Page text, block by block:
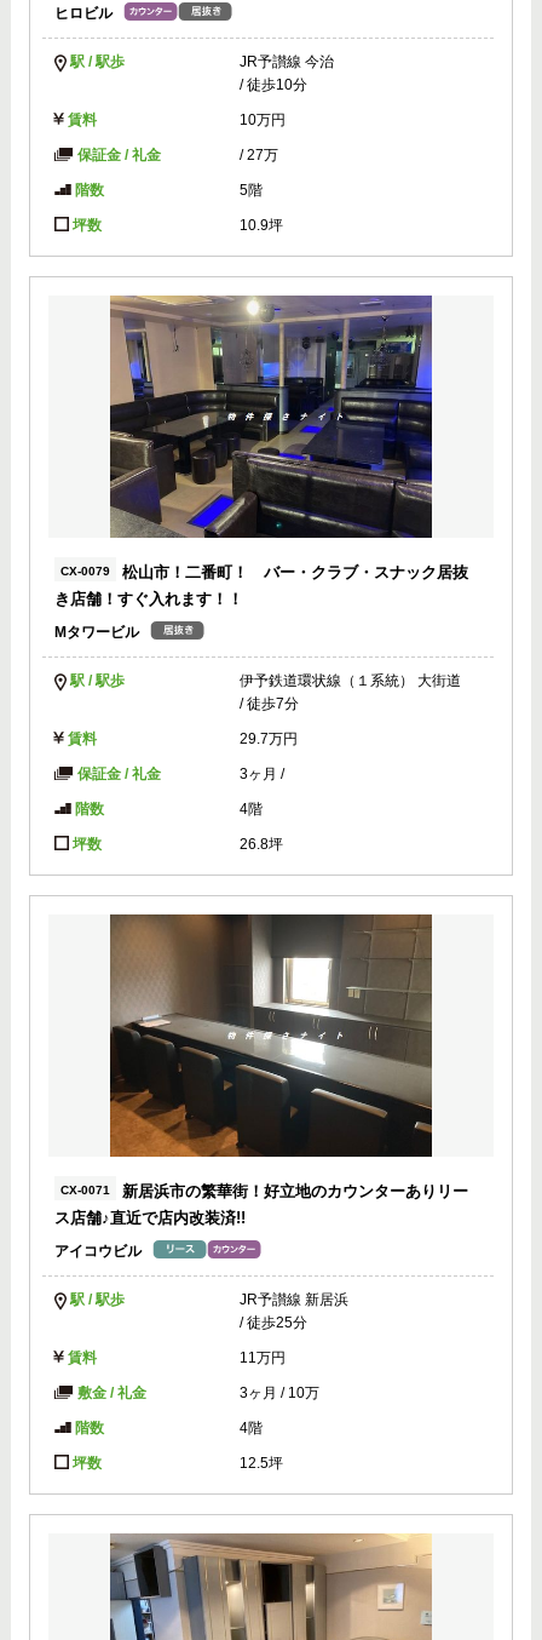
ヒロビル
駅 / 駅歩
JR予讃線 今治
/ 徒歩10分
賃料 10万円
保証金 / 礼金 /27万
階数 5階
坪数 10.9坪
CX-0079
松山市！二番町！ バー・クラブ・スナック居抜
き店舗！すぐ入れます！！
Mタワービル
駅 / 駅歩
伊予鉄道環状線（１系統） 大街道
/ 徒歩7分
賃料 29.7万円
保証金 / 礼金 3ヶ月 /
階数 4階
坪数 26.8坪
CX-0071
新居浜市の繁華街！好立地のカウンターありリー
ス店舗♪直近で店内改装済!!
アイコウビル
駅 / 駅歩
JR予讃線 新居浜
/ 徒歩25分
賃料 11万円
敷金 / 礼金 3ヶ月 / 10万
階数 4階
坪数 12.5坪